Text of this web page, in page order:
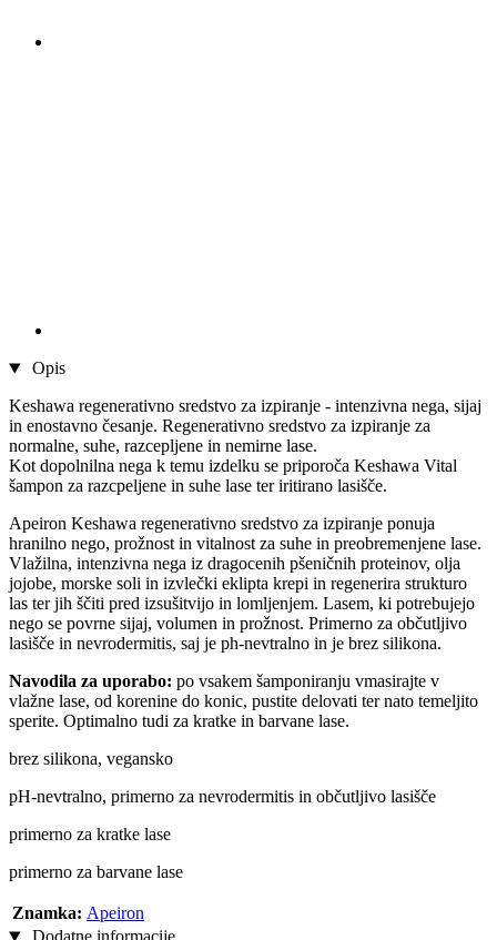
Opis
Keshawa regenerativno sredstvo za izpiranje - intenzivna nega, sijaj
in enostavno česanje. Regenerativno sredstvo za izpiranje za
normalne, suhe, razcepljene in nemirne lase.
Kot dopolnilna nega k temu izdelku se priporoča Keshawa Vital
šampon za razcpeljene in suhe lase ter iritirano lasišče.
Apeiron Keshawa regenerativno sredstvo za izpiranje ponuja
hranilno nego, prožnost in vitalnost za suhe in preobremenjene lase.
Vlažilna, intenzivna nega iz dragocenih pšeničnih proteinov, olja
jojobe, morske soli in izvlečki eklipta krepi in regenerira strukturo
las ter jih ščiti pred izsušitvijo in lomljenjem. Lasem, ki potrebujejo
nego se povrne sijaj, volumen in prožnost. Primerno za občutljivo
lasišče in nevrodermitis, saj je ph-nevtralno in je brez silikona.
Navodila za uporabo: po vsakem šamponiranju vmasirajte v
vlažne lase, od korenine do konic, pustite delovati ter nato temeljito
sperite. Optimalno tudi za kratke in barvane lase.
brez silikona, vegansko
pH-nevtralno, primerno za nevrodermitis in občutljivo lasišče
primerno za kratke lase
primerno za barvane lase
Znamka: Apeiron